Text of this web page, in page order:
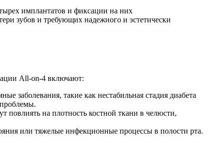
имплантатов и фиксации на них
зубов и требующих надежного и эстетически
All-on-4 включают:
заболевания, такие как нестабильная стадия диабета
повлиять на плотность костной ткани в челюсти,
или тяжелые инфекционные процессы в полости рта.